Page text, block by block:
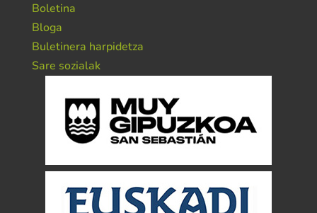
Boletina
Bloga
Buletinera harpidetza
Sare sozialak